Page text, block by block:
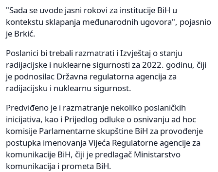
"Sada se uvode jasni rokovi za institucije BiH u
kontekstu sklapanja međunarodnih ugovora", pojasnio
je Brkić.
Poslanici bi trebali razmatrati i Izvještaj o stanju
radijacijske i nuklearne sigurnosti za 2022. godinu, čiji
je podnosilac Državna regulatorna agencija za
radijacijsku i nuklearnu sigurnost.
Predviđeno je i razmatranje nekoliko poslaničkih
inicijativa, kao i Prijedlog odluke o osnivanju ad hoc
komisije Parlamentarne skupštine BiH za provođenje
postupka imenovanja Vijeća Regulatorne agencije za
komunikacije BiH, čiji je predlagač Ministarstvo
komunikacija i prometa BiH.